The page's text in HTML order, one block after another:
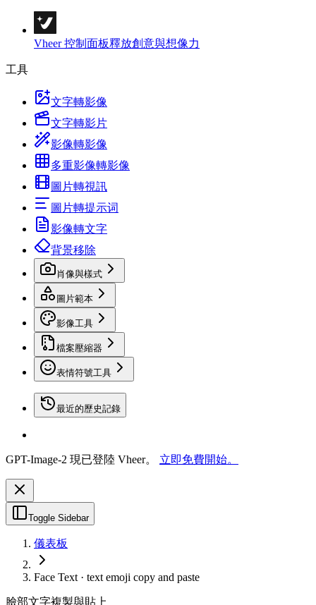
Vheer 控制面板釋放創意與想像力
工具
文字轉影像
文字轉影片
影像轉影像
多重影像轉影像
圖片轉視訊
圖片轉提示词
影像轉文字
背景移除
肖像與樣式
圖片範本
影像工具
檔案壓縮器
表情符號工具
最近的歷史記錄
GPT-Image-2 現已登陸 Vheer。 立即免費開始。
Toggle Sidebar
儀表板
Face Text · text emoji copy and paste
臉部文字複製與貼上